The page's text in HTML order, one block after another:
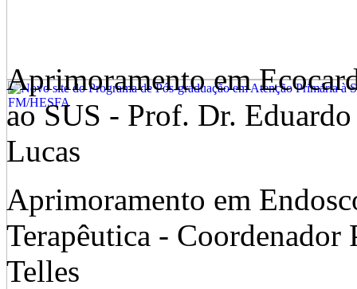
Aprimoramento em
ao SUS - Prof. Dr.
Lucas
Aprimoramento em
Terapêutica -
Telles